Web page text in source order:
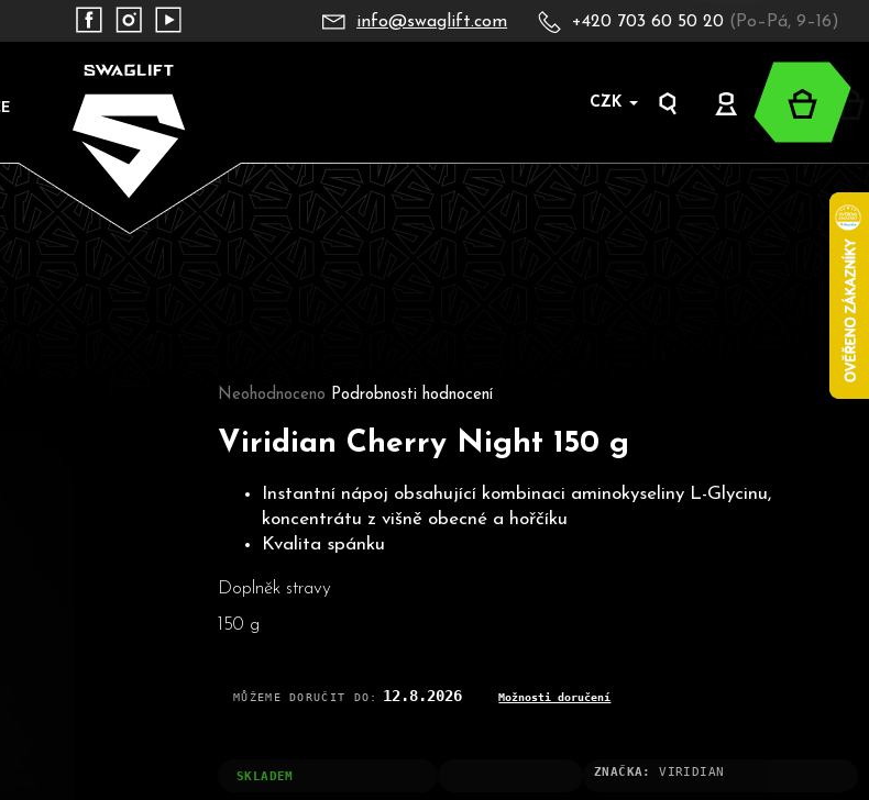
info@swaglift.com +420 703 60 50 20 (Po–Pá, 9–16)
CZK
Hledat
Přihlášení
košík
Neohodnoceno Podrobnosti hodnocení
Viridian Cherry Night 150 g
Instantní nápoj obsahující kombinaci aminokyseliny L-Glycinu,
koncentrátu z višně obecné a hořčíku
Kvalita spánku
Doplněk stravy
150 g
MŮŽEME DORUČIT DO: 12.8.2026 Možnosti doručení
SKLADEM ZNAČKA:VIRIDIAN